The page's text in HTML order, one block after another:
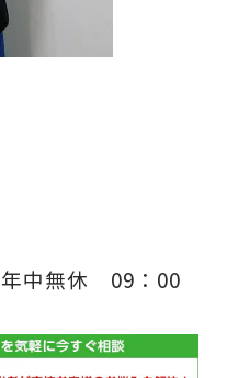
年中無休 09：00